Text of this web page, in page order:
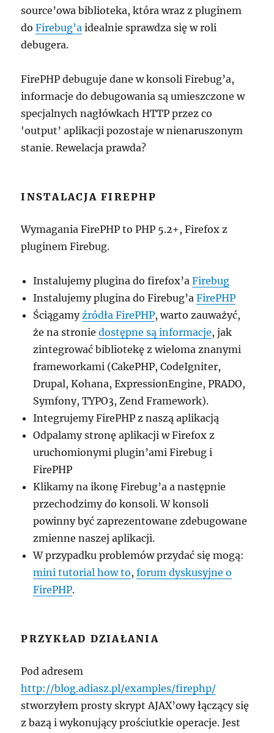
source’owa biblioteka, która wraz z pluginem
doFirebug’a idealnie sprawdza się w roli
debugera.
FirePHP debuguje dane w konsoli Firebug’a,
informacje do debugowania są umieszczone w
specjalnych nagłówkach HTTP przez co
'output’ aplikacji pozostaje w nienaruszonym
stanie. Rewelacja prawda?
INSTALACJA FIREPHP
Wymagania FirePHP to PHP 5.2+, Firefox z
pluginem Firebug.
Instalujemy plugina do firefox’aFirebug
Instalujemy plugina do Firebug’aFirePHP
Ściągamyźródła FirePHP, warto zauważyć,
że na stroniedostępne są informacje, jak
zintegrować bibliotekę z wieloma znanymi
frameworkami (CakePHP, CodeIgniter,
Drupal, Kohana, ExpressionEngine, PRADO,
Symfony, TYPO3, Zend Framework).
Integrujemy FirePHP z naszą aplikacją
Odpalamy stronę aplikacji w Firefox z
uruchomionymi plugin’ami Firebug i
FirePHP
Klikamy na ikonę Firebug’a a następnie
przechodzimy do konsoli. W konsoli
powinny być zaprezentowane zdebugowane
zmienne naszej aplikacji.
W przypadku problemów przydać się mogą:
mini tutorial how to,forum dyskusyjne o
FirePHP.
PRZYKŁAD DZIAŁANIA
Pod adresem
http://blog.adiasz.pl/examples/firephp/
stworzyłem prosty skrypt AJAX’owy łączący się
z bazą i wykonujący prościutkie operacje. Jest